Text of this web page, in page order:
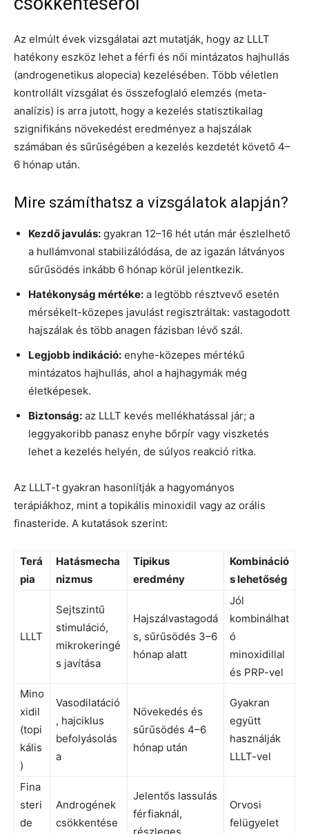
Az elmúlt évek vizsgálatai azt mutatják, hogy az LLLT
hatékony eszköz lehet a férfi és női mintázatos hajhullás
(androgenetikus alopecia) kezelésében. Több véletlen
kontrollált vizsgálat és összefoglaló elemzés (meta-
analízis) is arra jutott, hogy a kezelés statisztikailag
szignifikáns növekedést eredményez a hajszálak
számában és sűrűségében a kezelés kezdetét követő 4–
6 hónap után.
Mire számíthatsz a vizsgálatok alapján?
Kezdő javulás: gyakran 12–16 hét után már észlelhető
a hullámvonal stabilizálódása, de az igazán látványos
sűrűsödés inkább 6 hónap körül jelentkezik.
Hatékonyság mértéke: a legtöbb résztvevő esetén
mérsékelt-közepes javulást regisztráltak: vastagodott
hajszálak és több anagen fázisban lévő szál.
Legjobb indikáció: enyhe-közepes mértékű
mintázatos hajhullás, ahol a hajhagymák még
életképesek.
Biztonság: az LLLT kevés mellékhatással jár; a
leggyakoribb panasz enyhe bőrpír vagy viszketés
lehet a kezelés helyén, de súlyos reakció ritka.
Az LLLT-t gyakran hasonlítják a hagyományos
terápiákhoz, mint a topikális minoxidil vagy az orális
finasteride. A kutatások szerint:
Terá
pia
Hatásmecha
nizmus
Tipikus
eredmény
Kombináció
s lehetőség
LLLT
Sejtszintű
stimuláció,
mikrokeringé
s javítása
Hajszálvastagodá
s, sűrűsödés 3–6
hónap alatt
Jól
kombinálhat
ó
minoxidillal
és PRP-vel
Mino
xidil
(topi
kális
)
Vasodilatáció
, hajciklus
befolyásolás
a
Növekedés és
sűrűsödés 4–6
hónap után
Gyakran
együtt
használják
LLLT-vel
Fina
steri
de
Androgének
csökkentése
Jelentős lassulás
férfiaknál,
Orvosi
felügyelet